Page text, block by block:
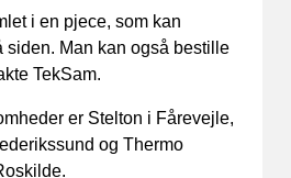
i en pjece, som kan
siden. Man kan også bestille
TekSam.
er Stelton i Fårevejle,
og Thermo